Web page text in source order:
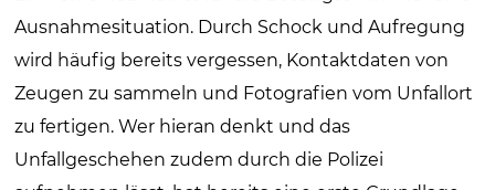
Ausnahmesituation. Durch Schock und Aufregung
wird häufig bereits vergessen, Kontaktdaten von
Zeugen zu sammeln und Fotografien vom Unfallort
zu fertigen. Wer hieran denkt und das
Unfallgeschehen zudem durch die Polizei